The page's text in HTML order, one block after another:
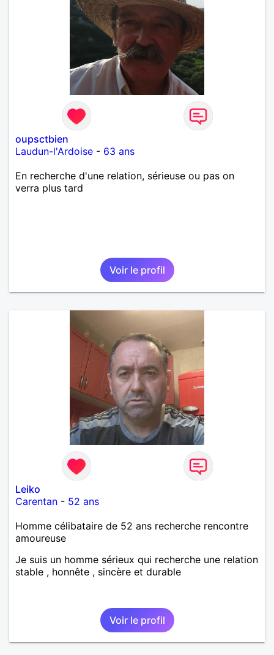
oupsctbien
Laudun-l'Ardoise - 63 ans
En recherche d'une relation, sérieuse ou pas on
verra plus tard
Voir le profil
Leiko
Carentan - 52 ans
Homme célibataire de 52 ans recherche rencontre
amoureuse
Je suis un homme sérieux qui recherche une relation
stable , honnête , sincère et durable
Voir le profil